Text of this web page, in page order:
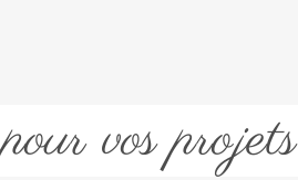
vos projets